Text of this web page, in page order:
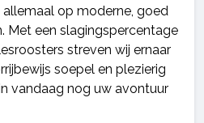
op moderne, goed
Met een slagingspercentage
streven wij ernaar
soepel en plezierig
vandaag nog uw avontuur